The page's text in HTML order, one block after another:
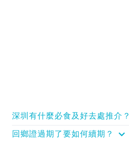
深圳有什麼必食及好去處推介？
回鄉證過期了要如何續期？